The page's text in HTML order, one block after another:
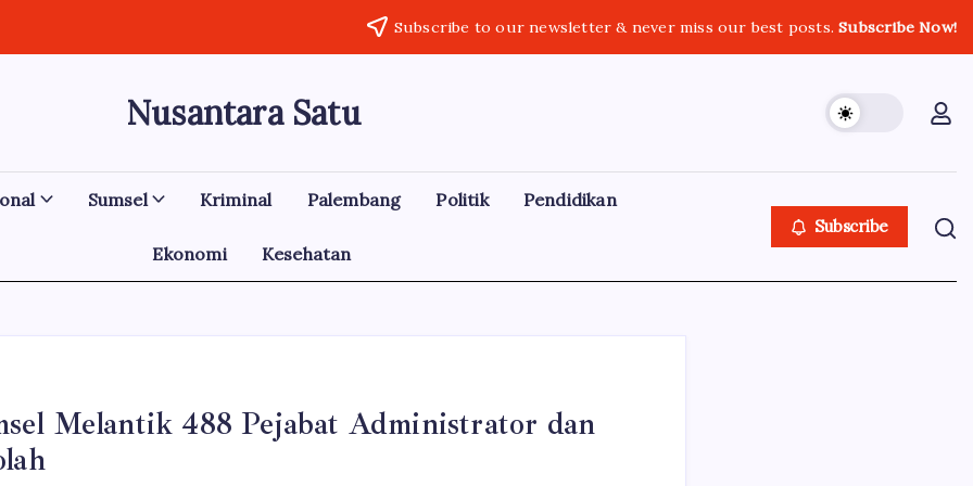
Subscribe to our newsletter & never miss our best posts.Subscribe Now!
Nusantara Satu
Berita
Sumsel Kriminal Palembang Politik Pendidikan
Ekonomi Kesehatan
Subscribe
Melantik 488 Pejabat Administrator dan